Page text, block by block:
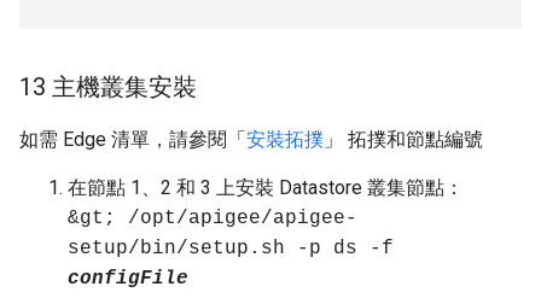
13 主機叢集安裝
如需 Edge 清單，請參閱「安裝拓撲 」 拓撲和節點編號
在節點 1、2 和 3 上安裝 Datastore 叢集節點：
&gt; /opt/apigee/apigee-
setup/bin/setup.sh -p ds -f
configFile